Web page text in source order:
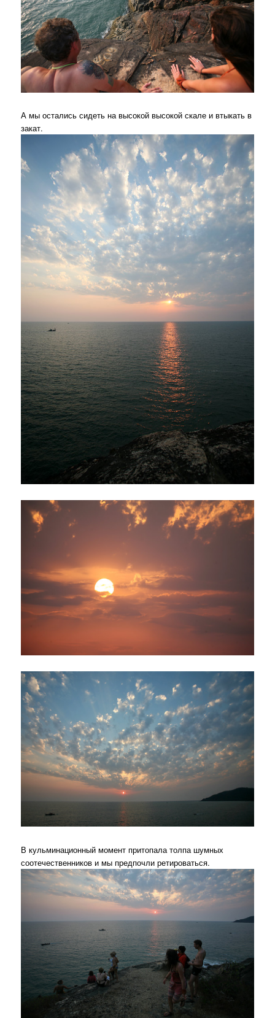
А мы остались сидеть на высокой высокой скале и втыкать в
закат.
В кульминационный момент притопала толпа шумных
соотечественников и мы предпочли ретироваться.